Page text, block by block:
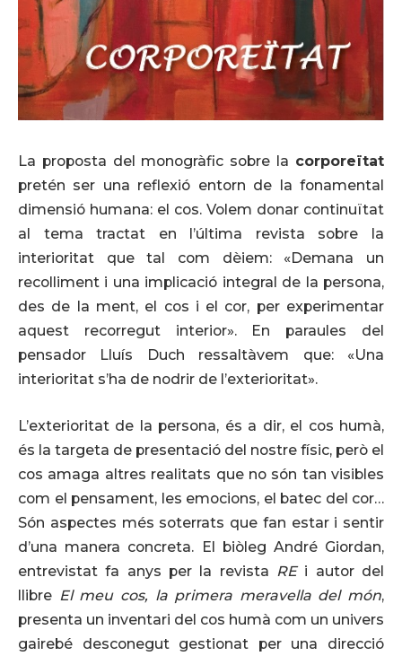
La proposta del monogràfic sobre la corporeïtat
pretén ser una reflexió entorn de la fonamental
dimensió humana: el cos. Volem donar continuïtat
al tema tractat en l’última revista sobre la
interioritat que tal com dèiem: «Demana un
recolliment i una implicació integral de la persona,
des de la ment, el cos i el cor, per experimentar
aquest recorregut interior». En paraules del
pensador Lluís Duch ressaltàvem que: «Una
interioritat s’ha de nodrir de l’exterioritat».
L’exterioritat de la persona, és a dir, el cos humà,
és la targeta de presentació del nostre físic, però el
cos amaga altres realitats que no són tan visibles
com el pensament, les emocions, el batec del cor…
Són aspectes més soterrats que fan estar i sentir
d’una manera concreta. El biòleg André Giordan,
entrevistat fa anys per la revista RE i autor del
llibre El meu cos, la primera meravella del món,
presenta un inventari del cos humà com un univers
gairebé desconegut gestionat per una direcció